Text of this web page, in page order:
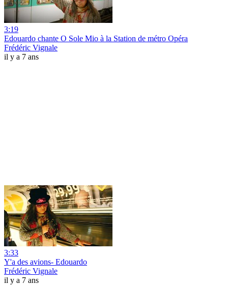
3:19
Edouardo chante O Sole Mio à la Station de métro Opéra
Frédéric Vignale
il y a 7 ans
3:33
Y'a des avions- Edouardo
Frédéric Vignale
il y a 7 ans